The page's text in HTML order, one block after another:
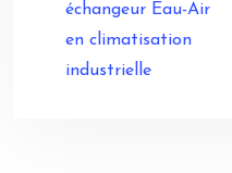
échangeur Eau-Air
en climatisation
industrielle